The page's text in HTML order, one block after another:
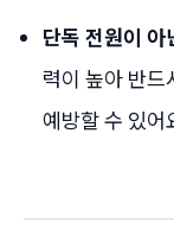
단독 전원이 아
력이 높아 반드
예방할 수 있어